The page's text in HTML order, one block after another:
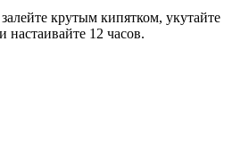
крутым кипятком, укутайте
12 часов.